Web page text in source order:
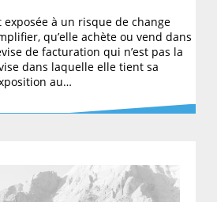
exposée à un risque de change
qu’elle achète ou vend dans
de facturation qui n’est pas la
dans laquelle elle tient sa
au…